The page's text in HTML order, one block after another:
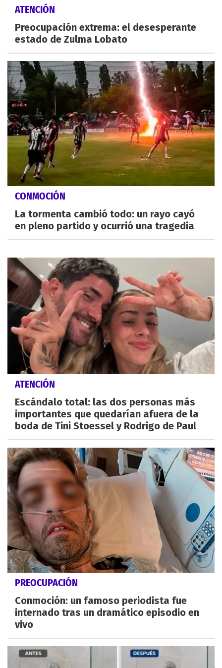
ATENCIÓN
Preocupación extrema: el desesperante
estado de Zulma Lobato
CONMOCIÓN
La tormenta cambió todo: un rayo cayó
en pleno partido y ocurrió una tragedia
ATENCIÓN
Escándalo total: las dos personas más
importantes que quedarían afuera de la
boda de Tini Stoessel y Rodrigo de Paul
PREOCUPACIÓN
Conmoción: un famoso periodista fue
internado tras un dramático episodio en
vivo